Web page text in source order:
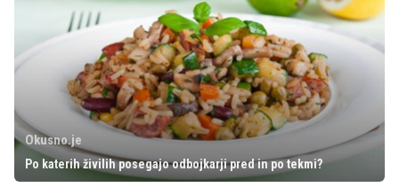
Okusno.je
Po katerih živilih posegajo odbojkarji pred in po tekmi?